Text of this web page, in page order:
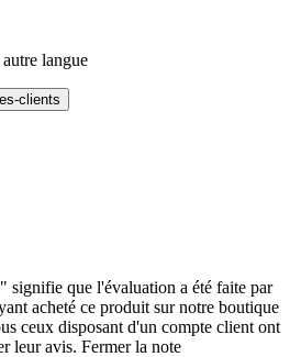
langue
clients
signifie que l'évaluation a été faite par
acheté ce produit sur notre boutique
ceux disposant d'un compte client ont
leur avis. Fermer la note